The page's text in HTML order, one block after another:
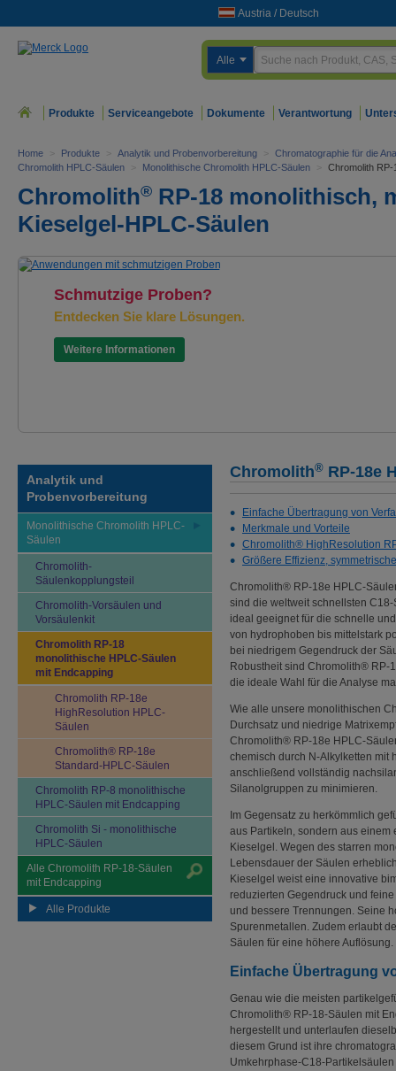
Austria / Deutsch
Alle
Produkte Serviceangebote Dokumente Verantwortung
Home > Produkte > Analytik und Probenvorbereitung > Chromatographie für die
Chromolith HPLC-Säulen
> Monolithische Chromolith HPLC-Säulen > Chromolith RP-
Chromolith® RP-18 monolithisch,
Kieselgel-HPLC-Säulen
Schmutzige Proben?
Entdecken Sie klare Lösungen.
Weitere Informationen
Analytik und
Probenvorbereitung
Monolithische Chromolith HPLC-
Säulen
Chromolith-
Säulenkopplungsteil
Chromolith-Vorsäulen und
Vorsäulenkit
Chromolith RP-18
monolithische HPLC-Säulen
mit Endcapping
Chromolith RP-18e
HighResolution HPLC-
Säulen
Chromolith® RP-18e
Standard-HPLC-Säulen
Chromolith RP-8 monolithische
HPLC-Säulen mit Endcapping
Chromolith Si - monolithische
HPLC-Säulen
Alle Chromolith RP-18-Säulen
mit Endcapping
Alle Produkte
Chromolith® RP-18e
Einfache Übertragung von
Merkmale und Vorteile
Chromolith® HighResolution
Größere Effizienz,
Chromolith® RP-18e HPLC-
sind die weltweit schnellsten
ideal geeignet für die schnelle
von hydrophoben bis mittelstark
bei niedrigem Gegendruck der
Robustheit sind Chromolith® RP-
die ideale Wahl für die Analyse
Wie alle unsere monolithischen
Durchsatz und niedrige
Chromolith® RP-18e HPLC-
chemisch durch N-Alkylketten mit
anschließend vollständig
Silanolgruppen zu minimieren.
Im Gegensatz zu herkömmlich
aus Partikeln, sondern aus
Kieselgel. Wegen des starren
Lebensdauer der Säulen
Kieselgel weist eine innovative
reduzierten Gegendruck und
und bessere Trennungen. Seine
Spurenmetallen. Zudem erlaubt
Säulen für eine höhere Auflösung.
Einfache Übertragung
Genau wie die meisten
Chromolith® RP-18-Säulen mit
hergestellt und unterlaufen
diesem Grund ist ihre
Umkehrphase-C18-